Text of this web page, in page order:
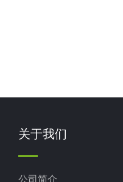
关于我们
公司简介